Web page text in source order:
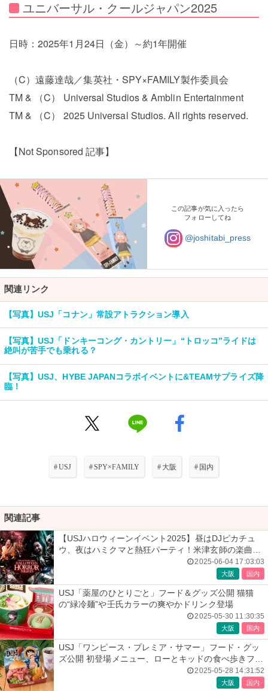
ユニバーサル・クールジャパン2025
日時：2025年1月24日（金）～約1年開催
（C）遠藤達哉／集英社・SPY×FAMILY製作委員会
TM & （C） Universal Studios & Amblin Entertainment
TM & （C） 2025 Universal Studios. All rights reserved.
【Not Sponsored 記事】
この記事が気に入ったら
フォローしてね
@joshitabi_press
関連リンク
【写真】USJ「コナン」常設アトラクション導入
【写真】USJ「ドンキーコング・カントリー」“トロッコ”ライドは
絶叫が苦手でも乗れる？
【写真】USJ、HYBE JAPANコラボイベントに&TEAMサプライズ降
臨！
#USJ #SPY×FAMILY # 大阪 # 国内
関連記事
【USJハロウィーンイベント2025】昼はDJピカチュ
ウ、夜はハミクマと熱狂パーティ！米津玄師の楽曲コ
2025-06-04 17:03:03
大阪 国内
USJ「薬屋のひとりごと」フード＆グッズ公開 猫猫
の“緑冷麺”や壬氏カラーの爽やかドリンク登場
2025-05-30 11:30:35
大阪 国内
USJ「ワンピース・プレミア・サマー」フード・グッ
ズ公開 初登場メニュー、ローとキッドの食べ歩きフー
2025-05-28 14:31:52
大阪 国内